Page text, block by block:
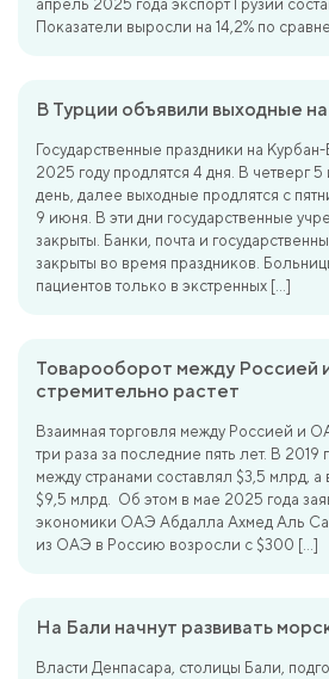
апрель 2025 года экспорт Грузии
Показатели выросли на 14,2% по
В Турции объявили выходные
Государственные праздники на
2025 году продлятся 4 дня. В четверг
день, далее выходные продлятся с
9 июня. В эти дни государственные
закрыты. Банки, почта и
закрыты во время праздников.
пациентов только в экстренных […]
Товарооборот между Россией
стремительно растет
Взаимная торговля между Россией и
три раза за последние пять лет. В 2019
между странами составлял $3,5 млрд,
$9,5 млрд. Об этом в мае 2025 года
экономики ОАЭ Абдалла Ахмед Аль
из ОАЭ в Россию возросли с $300 […]
На Бали начнут развивать
Власти Денпасара, столицы Бали,